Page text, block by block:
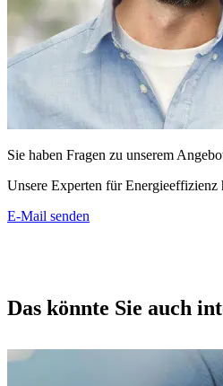
Sie haben Fragen zu unserem
Unsere Experten für Energieeffizienz
E-Mail senden
Das könnte Sie auch